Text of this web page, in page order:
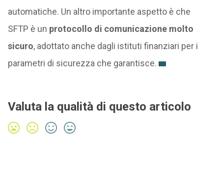
automatiche. Un altro importante aspetto è che
SFTP è un protocollo di comunicazione molto
sicuro, adottato anche dagli istituti finanziari per i
parametri di sicurezza che garantisce.
Valuta la qualità di questo articolo